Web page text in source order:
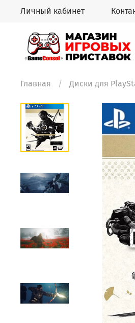
Личный кабинет
Главная Диски для